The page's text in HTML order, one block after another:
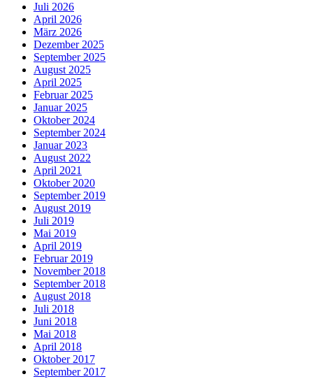
Juli 2026
April 2026
März 2026
Dezember 2025
September 2025
August 2025
April 2025
Februar 2025
Januar 2025
Oktober 2024
September 2024
Januar 2023
August 2022
April 2021
Oktober 2020
September 2019
August 2019
Juli 2019
Mai 2019
April 2019
Februar 2019
November 2018
September 2018
August 2018
Juli 2018
Juni 2018
Mai 2018
April 2018
Oktober 2017
September 2017